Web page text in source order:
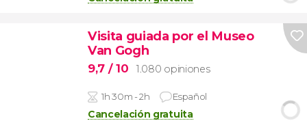
Visita guiada por el Museo
Van Gogh
9,7 / 10 1.080 opiniones
1h 30m - 2h Español
Cancelación gratuita